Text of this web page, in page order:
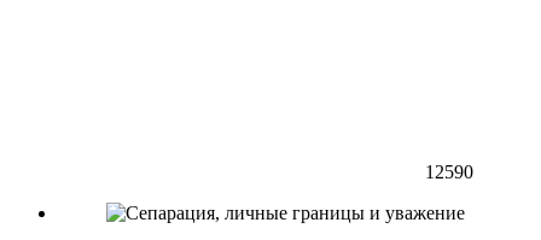
12590